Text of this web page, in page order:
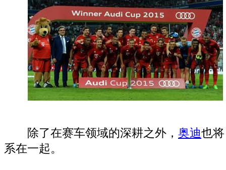
除了在赛车领域的深耕之外， 奥迪也
系在一起。